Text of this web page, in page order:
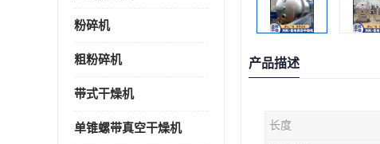
粉碎机
粗粉碎机
带式干燥机
单锥螺带真空干燥机
产品描述
长度